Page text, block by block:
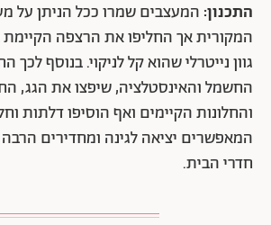
התכנון: המעצבים שמרו ככל הניתן על
המקורית אך החליפו את הרצפה הקיימת
גוון נייטרלי שהוא קל לניקוי. בנוסף
החשמל והאינסטלציה, שיפצו את הגג,
והחלונות הקיימים ואף הוסיפו דלתות
המאפשרים יציאה לגינה ומחדירים הרבה
חדרי הבית.